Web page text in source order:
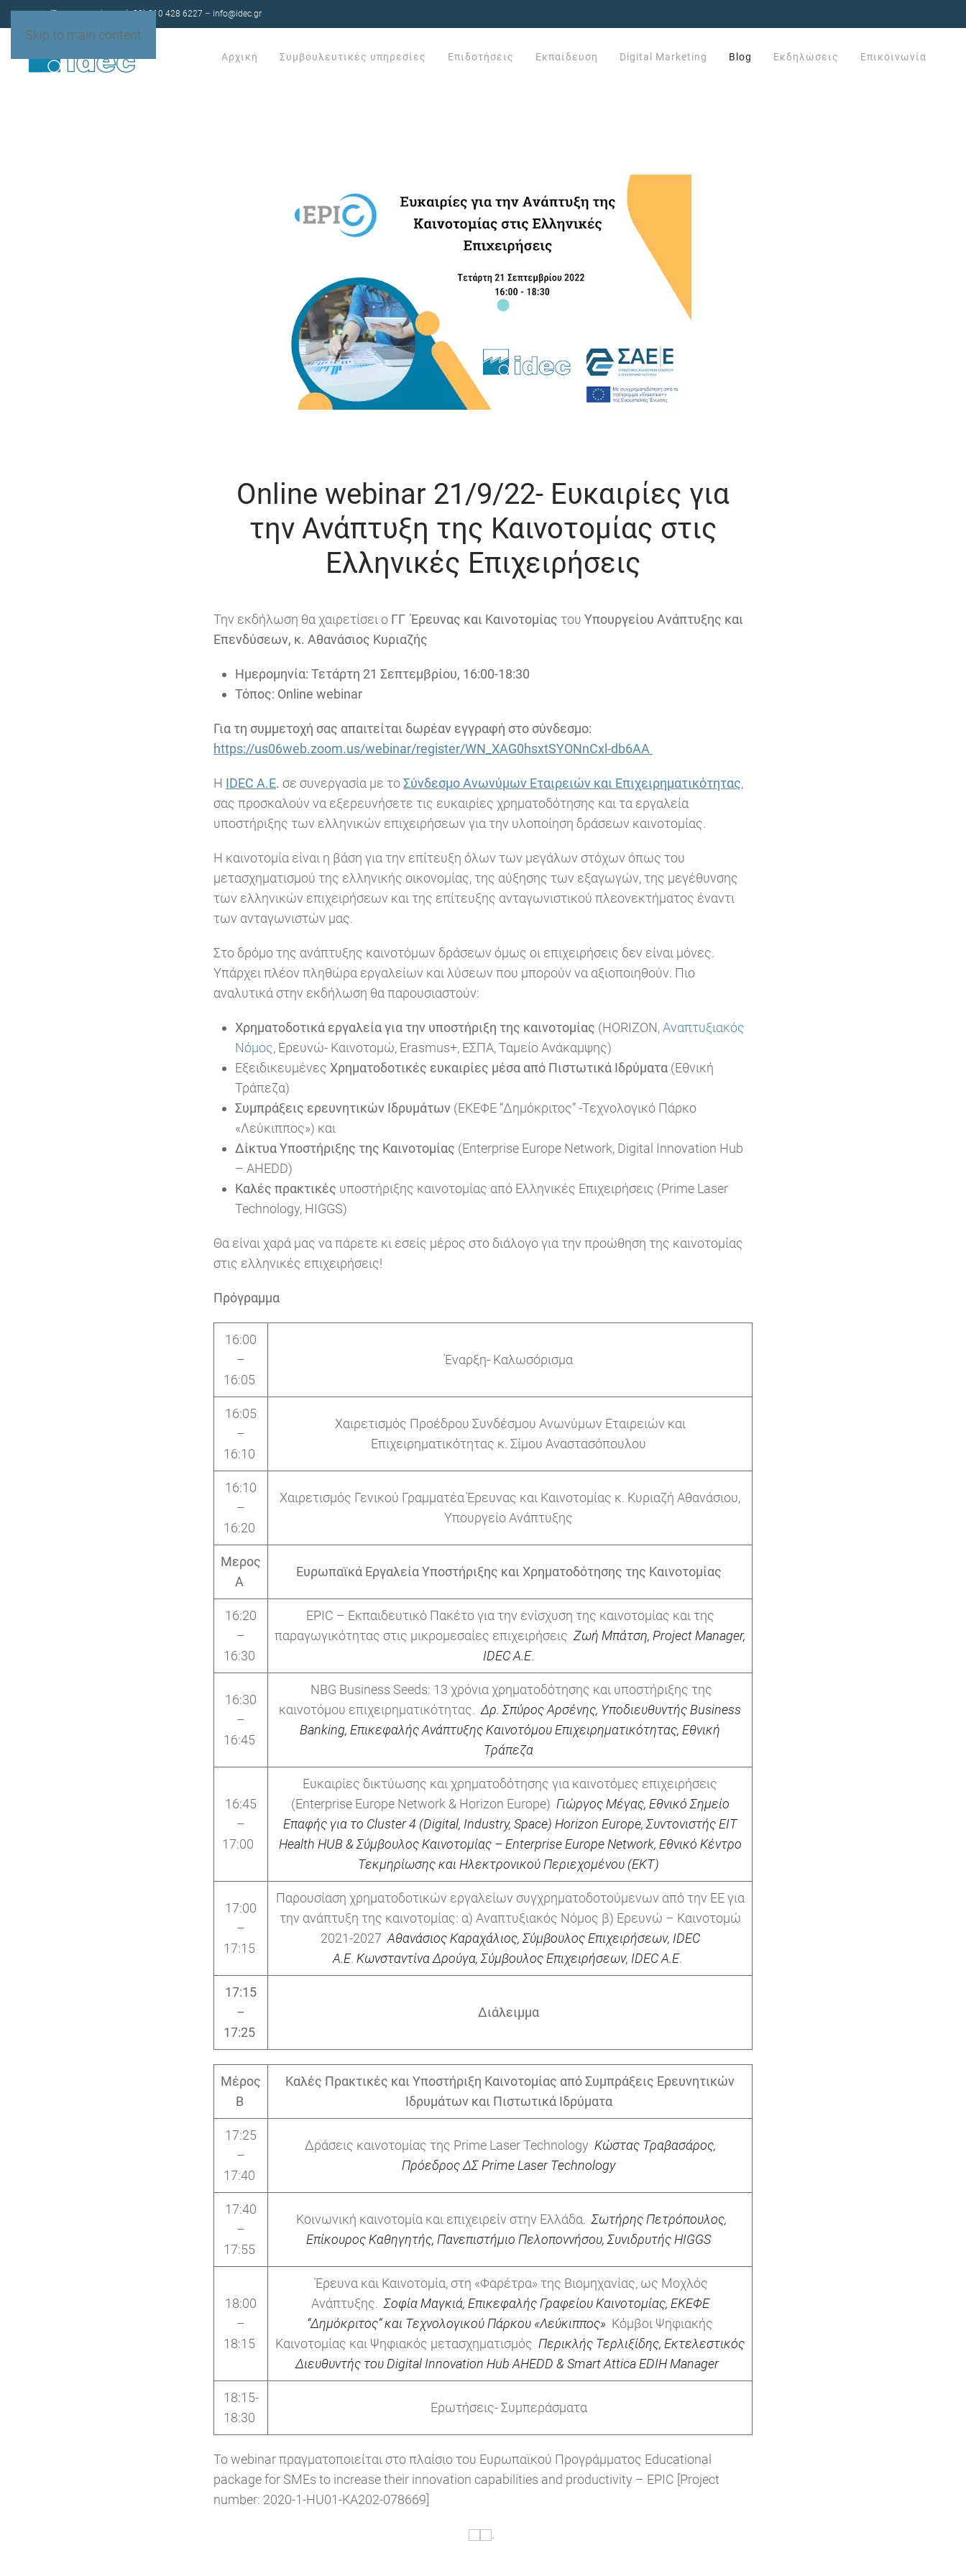
Skip to main content
Έχετε ερωτήσεις;(+30) 210 428 6227 – info@idec.gr
Αρχική Συμβουλευτικές υπηρεσίες Επιδοτήσεις Εκπαίδευση Digital Marketing Blog Εκδηλώσεις Επικοινωνία
Online webinar 21/9/22- Ευκαιρίες για
την Ανάπτυξη της Καινοτομίας στις
Ελληνικές Επιχειρήσεις
Την εκδήλωση θα χαιρετίσει ο ΓΓ Έρευνας και Καινοτομίας του Υπουργείου Ανάπτυξης και
Επενδύσεων, κ. Αθανάσιος Κυριαζής
Ημερομηνία: Τετάρτη 21 Σεπτεμβρίου, 16:00-18:30
Τόπος: Οnline webinar
Για τη συμμετοχή σας απαιτείται δωρέαν εγγραφή στο σύνδεσμο:
https://us06web.zoom.us/webinar/register/WN_XAG0hsxtSYONnCxl-db6AA
Η IDEC Α.Ε. σε συνεργασία με τοΣύνδεσμο Ανωνύμων Εταιρειών και Επιχειρηματικότητας,
σας προσκαλούν να εξερευνήσετε τις ευκαιρίες χρηματοδότησης και τα εργαλεία
υποστήριξης των ελληνικών επιχειρήσεων για την υλοποίηση δράσεων καινοτομίας.
Η καινοτομία είναι η βάση για την επίτευξη όλων των μεγάλων στόχων όπως του
μετασχηματισμού της ελληνικής οικονομίας, της αύξησης των εξαγωγών, της μεγέθυνσης
των ελληνικών επιχειρήσεων και της επίτευξης ανταγωνιστικού πλεονεκτήματος έναντι
των ανταγωνιστών μας.
Στο δρόμο της ανάπτυξης καινοτόμων δράσεων όμως οι επιχειρήσεις δεν είναι μόνες.
Υπάρχει πλέον πληθώρα εργαλείων και λύσεων που μπορούν να αξιοποιηθούν. Πιο
αναλυτικά στην εκδήλωση θα παρουσιαστούν:
Χρηματοδοτικά εργαλείαγια την υποστήριξη της καινοτομίας (HORIZON,Αναπτυξιακός
Νόμος, Ερευνώ- Καινοτομώ, Erasmus+, ΕΣΠΑ, Ταμείο Ανάκαμψης)
Εξειδικευμένες Χρηματοδοτικές ευκαιρίες μέσα από Πιστωτικά Ιδρύματα (Εθνική
Τράπεζα)
Συμπράξεις ερευνητικών Ιδρυμάτων (ΕΚΕΦΕ “Δημόκριτος” -Τεχνολογικό Πάρκο
«Λεύκιππος») και
Δίκτυα Υποστήριξης της Καινοτομίας (Enterprise Europe Network, Digital Innovation Hub
– AHEDD)
Καλές πρακτικές υποστήριξης καινοτομίας από Ελληνικές Επιχειρήσεις (Prime Laser
Technology, HIGGS)
Θα είναι χαρά μας να πάρετε κι εσείς μέρος στο διάλογο για την προώθηση της καινοτομίας
στις ελληνικές επιχειρήσεις!
Πρόγραμμα
16:00
–
16:05
Έναρξη- Καλωσόρισμα
16:05
–
16:10
Χαιρετισμός Προέδρου Συνδέσμου Ανωνύμων Εταιρειών και
Επιχειρηματικότητας κ. Σίμου Αναστασόπουλου
16:10
–
16:20
Χαιρετισμός Γενικού Γραμματέα Έρευνας και Καινοτομίας κ. Κυριαζή Αθανάσιου,
Υπουργείο Ανάπτυξης
Μερος
Α
Ευρωπαϊκά Εργαλεία Υποστήριξης και Χρηματοδότησης της Καινοτομίας
16:20
–
16:30
EPIC – Εκπαιδευτικό Πακέτο για την ενίσχυση της καινοτομίας και της
παραγωγικότητας στις μικρομεσαίες επιχειρήσεις Ζωή Μπάτση, Project Manager,
IDEC A.E.
16:30
–
16:45
NBG Business Seeds: 13 χρόνια χρηματοδότησης και υποστήριξης της
καινοτόμου επιχειρηματικότητας. Δρ. Σπύρος Αρσένης, Υποδιευθυντής Business
Banking, Επικεφαλής Ανάπτυξης Καινοτόμου Επιχειρηματικότητας, Εθνική
Τράπεζα
16:45
–
17:00
Ευκαιρίες δικτύωσης και χρηματοδότησης για καινοτόμες επιχειρήσεις
(Enterprise Europe Network & Horizon Europe) Γιώργος Μέγας, Εθνικό Σημείο
Επαφής για το Cluster4 (Digital, Industry, Space) Horizon Europe, Συντονιστής EIT
Health HUB & Σύμβουλος Καινοτομίας–Enterprise Europe Network, Εθνικό Κέντρο
Τεκμηρίωσης και Ηλεκτρονικού Περιεχομένου (ΕΚΤ)
17:00
–
17:15
Παρουσίαση χρηματοδοτικών εργαλείων συγχρηματοδοτούμενων από την ΕΕ για
την ανάπτυξη της καινοτομίας: α) Αναπτυξιακός Νόμος β) Ερευνώ – Καινοτομώ
2021-2027 Αθανάσιος Καραχάλιος, Σύμβουλος Επιχειρήσεων, IDEC
A.E. Κωνσταντίνα Δρούγα, Σύμβουλος Επιχειρήσεων, IDEC A.E.
17:15
–
17:25
Διάλειμμα
Μέρος
Β
Καλές Πρακτικές και Υποστήριξη Καινοτομίας από Συμπράξεις Ερευνητικών
Ιδρυμάτων και Πιστωτικά Ιδρύματα
17:25
–
17:40
Δράσεις καινοτομίας της Prime Laser Technology Κώστας Τραβασάρος,
Πρόεδρος ΔΣPrime Laser Technology
17:40
–
17:55
Κοινωνική καινοτομία και επιχειρείν στην Ελλάδα. Σωτήρης Πετρόπουλος,
Επίκουρος Καθηγητής, Πανεπιστήμιο Πελοποννήσου, Συνιδρυτής HIGGS
18:00
–
18:15
Έρευνα και Καινοτομία, στη «Φαρέτρα» της Βιομηχανίας, ως Μοχλός
Ανάπτυξης. Σοφία Μαγκιά, Επικεφαλής Γραφείου Καινοτομίας, ΕΚΕΦΕ
“Δημόκριτος”και Τεχνολογικού Πάρκου «Λεύκιππος» Κόμβοι Ψηφιακής
Καινοτομίας και Ψηφιακός μετασχηματισμός Περικλής Τερλιξίδης, Εκτελεστικός
Διευθυντής τουDigital Innovation Hub AHEDD & Smart Attica EDIH Manager
18:15-
18:30
Ερωτήσεις- Συμπεράσματα
Το webinar πραγματοποιείται στο πλαίσιο του Ευρωπαϊκού Προγράμματος Educational
package for SMEs to increase their innovation capabilities and productivity – EPIC [Project
number: 2020-1-HU01-KA202-078669]
.